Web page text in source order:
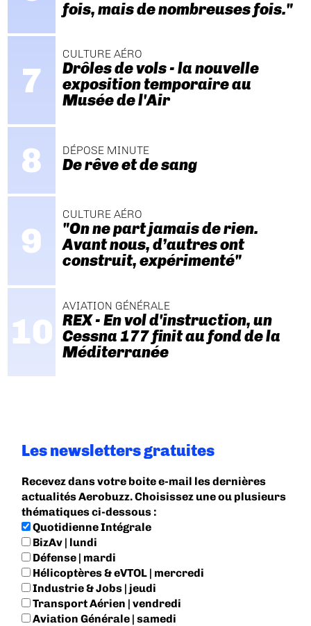
fois, mais de nombreuses fois."
CULTURE AÉRO
Drôles de vols - la nouvelle
exposition temporaire au
Musée de l'Air
DÉPOSE MINUTE
De rêve et de sang
CULTURE AÉRO
"On ne part jamais de rien.
Avant nous, d’autres ont
construit, expérimenté"
AVIATION GÉNÉRALE
REX - En vol d'instruction, un
Cessna 177 finit au fond de la
Méditerranée
Les newsletters gratuites
Recevez dans votre boite e-mail les dernières
actualités Aerobuzz. Choisissez une ou plusieurs
thématiques ci-dessous :
Quotidienne Intégrale
BizAv | lundi
Défense | mardi
Hélicoptères & eVTOL | mercredi
Industrie & Jobs | jeudi
Transport Aérien | vendredi
Aviation Générale | samedi